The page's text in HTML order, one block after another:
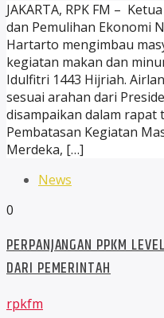
JAKARTA, RPK FM –
dan Pemulihan Ekonomi
Hartarto mengimbau
kegiatan makan dan
Idulfitri 1443 Hijriah.
sesuai arahan dari
disampaikan dalam rapat
Pembatasan Kegiatan
Merdeka, […]
News
0
PERPANJANGAN PPKM
DARI PEMERINTAH
rpkfm